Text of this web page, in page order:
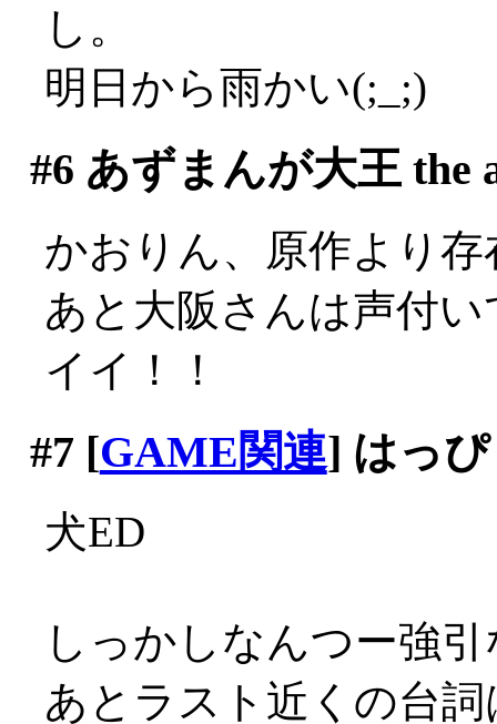
し。
明日から雨かい(;_;)
#6 あずまんが大王 the
かおりん、原作より
あと大阪さんは声付
イイ！！
#7 [GAME関連] はっ
犬ED
しっかしなんつー強
あとラスト近くの台